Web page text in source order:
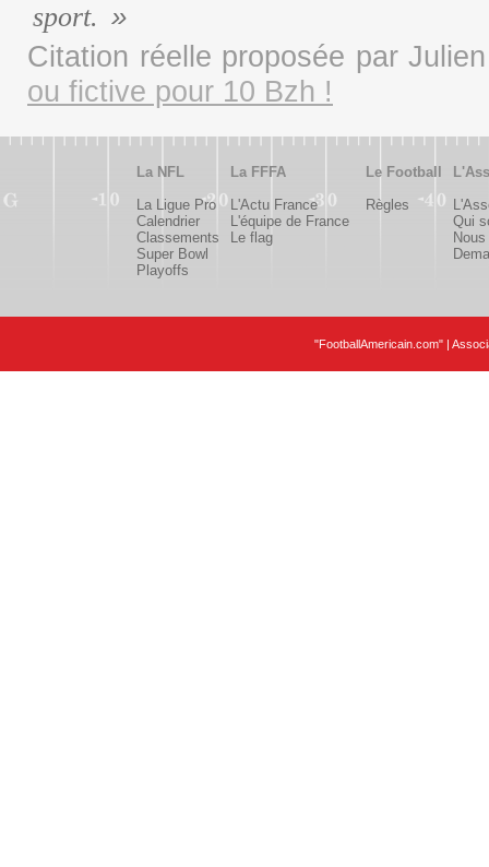
sport.
Citation réelle proposée par
ou fictive pour 10 Bzh !
La NFL
La Ligue Pro
Calendrier
Classements
Super Bowl
Playoffs
La FFFA
L'Actu France
L'équipe de France
Le flag
Le Football
Règles
Qui
"FootballAmericain.com" |